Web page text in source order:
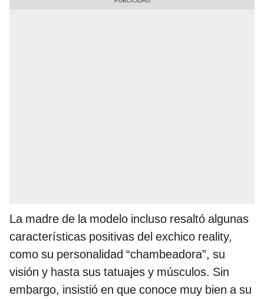
La madre de la modelo incluso resaltó algunas
características positivas del exchico reality,
como su personalidad “chambeadora”, su
visión y hasta sus tatuajes y músculos. Sin
embargo, insistió en que conoce muy bien a su